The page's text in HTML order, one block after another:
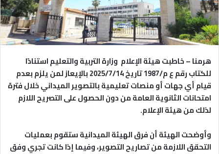
هرمنا – خاطبت هيئة الإعلام وزارة التربية والتعليم استنادًا
للكتاب رقم ع م/1987 تاريخ 2025/7/14 بالإيعاز لمن يلزم بعدم
قيام أي جهات أو منصات تعليمية بالتصوير الميداني خلال فترة
امتحانات الثانوية العامة من دون الحصول على التصريح اللازم
لذلك من هيئة الإعلام.
وأوضحت الهيئة أن فرق الهيئة الميدانية ستقوم بعمليات
التحقق اللازمة من تصاريح التصوير، وفيما إذا كانت تجري وفق